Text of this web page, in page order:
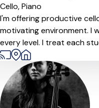
Cello,Piano
I'm offering productive
motivating environment. I
every level. I treat each